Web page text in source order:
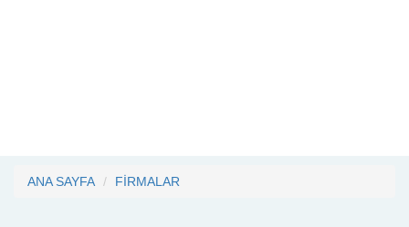
ANA SAYFA FİRMALAR